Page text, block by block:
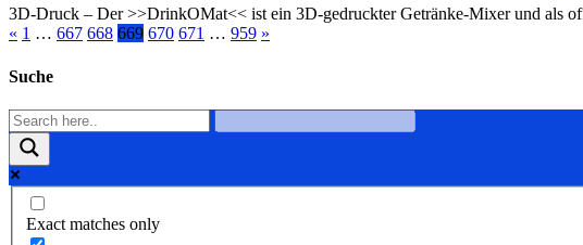
3D-Druck – Der >>DrinkOMat<< ist ein 3D-gedruckter Getränke-Mixer und als
« 1 … 667 668 669 670 671 … 959 »
Suche
Exact matches only